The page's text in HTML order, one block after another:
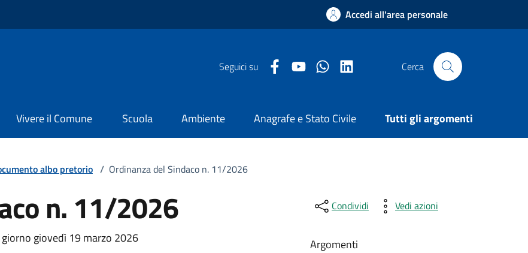
Accedi all'area personale
Seguici su Facebook Comune di Arezzo
Youtube Comune di Arezzo
Twitter Comune di Arezzo
LinkedIn Comune di Arezzo
Cerca
Vivere il Comune Scuola Ambiente Anagrafe e Stato Civile Tutti gli argomenti
albo pretorio / Ordinanza del Sindaco n. 11/2026
n. 11/2026
giovedì 19 marzo 2026
Condividi Vedi azioni
Argomenti